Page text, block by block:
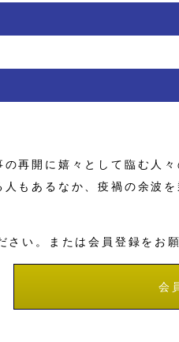
再開に嬉々として臨む人々
もあるなか、疫禍の余波
い。または会員登録をお
会